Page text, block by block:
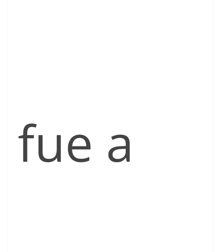
fue a